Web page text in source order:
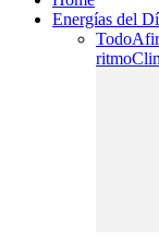
Energías del
Todo
ritmo